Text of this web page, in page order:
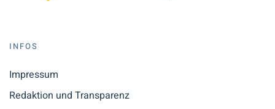
INFOS
Impressum
Redaktion und Transparenz